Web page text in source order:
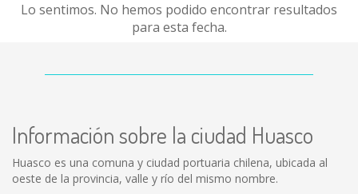
Lo sentimos. No hemos podido encontrar resultados
para esta fecha.
Información sobre la ciudad Huasco
Huasco es una comuna y ciudad portuaria chilena, ubicada al
oeste de la provincia, valle y río del mismo nombre.